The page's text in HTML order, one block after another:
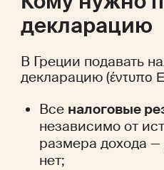
декларацию
В Греции подавать
декларацию (έντυπο
Все налоговые
независимо от
размера дохода
нет;